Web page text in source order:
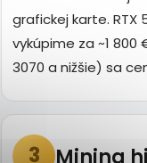
grafickej karte. RTX
vykúpime za ~1 800
3070 a nižšie) sa
3 Mining